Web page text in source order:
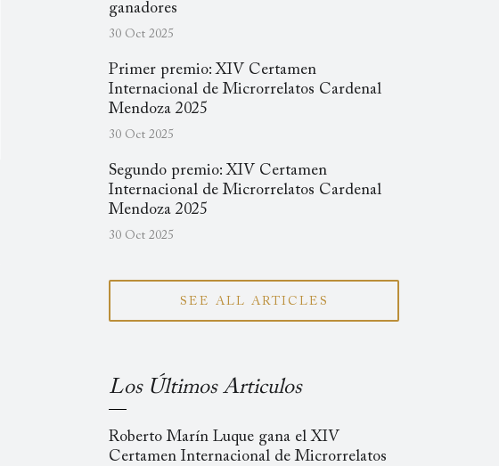
ganadores
30 Oct 2025
Primer premio: XIV Certamen
Internacional de Microrrelatos Cardenal
Mendoza 2025
30 Oct 2025
Segundo premio: XIV Certamen
Internacional de Microrrelatos Cardenal
Mendoza 2025
30 Oct 2025
SEE ALL ARTICLES
Los Últimos Articulos
Roberto Marín Luque gana el XIV
Certamen Internacional de Microrrelatos